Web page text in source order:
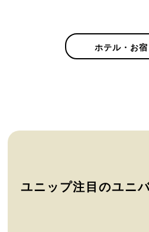
ホテル・お
ユニップ注目のユニ